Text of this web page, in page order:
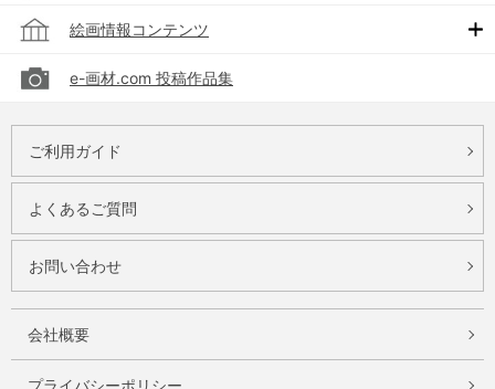
絵画情報コンテンツ
e-画材.com 投稿作品集
ご利用ガイド
よくあるご質問
お問い合わせ
会社概要
プライバシーポリシー